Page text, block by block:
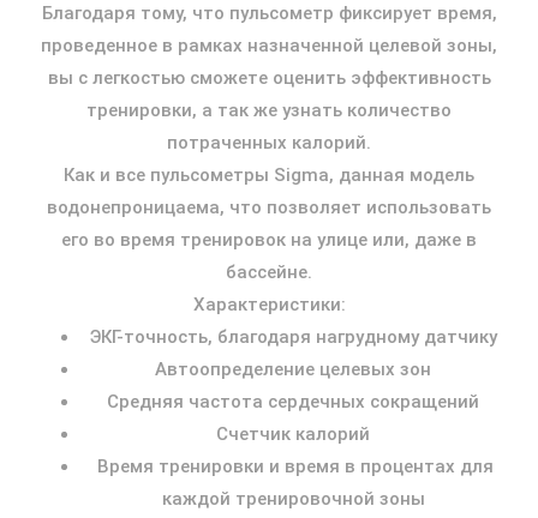
Благодаря тому, что пульсометр фиксирует время,
проведенное в рамках назначенной целевой зоны,
вы с легкостью сможете оценить эффективность
тренировки, а так же узнать количество
потраченных калорий.
Как и все пульсометры Sigma, данная модель
водонепроницаема, что позволяет использовать
его во время тренировок на улице или, даже в
бассейне.
Характеристики:
ЭКГ-точность, благодаря нагрудному датчику
Автоопределение целевых зон
Средняя частота сердечных сокращений
Счетчик калорий
Время тренировки и время в процентах для
каждой тренировочной зоны